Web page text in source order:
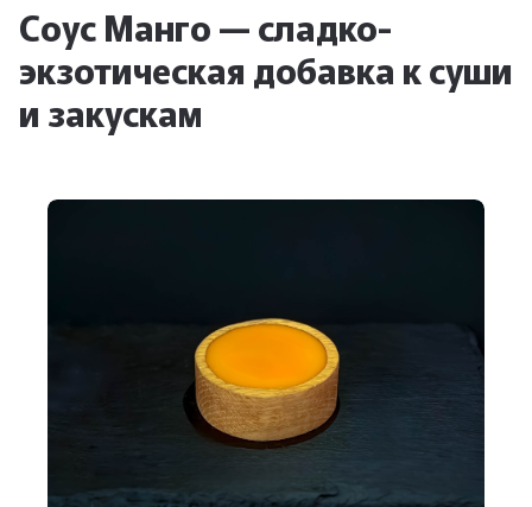
Соус Манго — сладко-
экзотическая добавка к суши
и закускам